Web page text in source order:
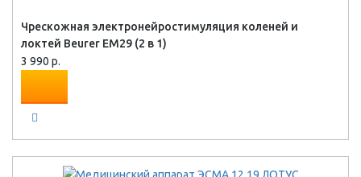
Чрескожная электронейростимуляция коленей и
локтей Beurer EM29 (2 в 1)
3 990 р.